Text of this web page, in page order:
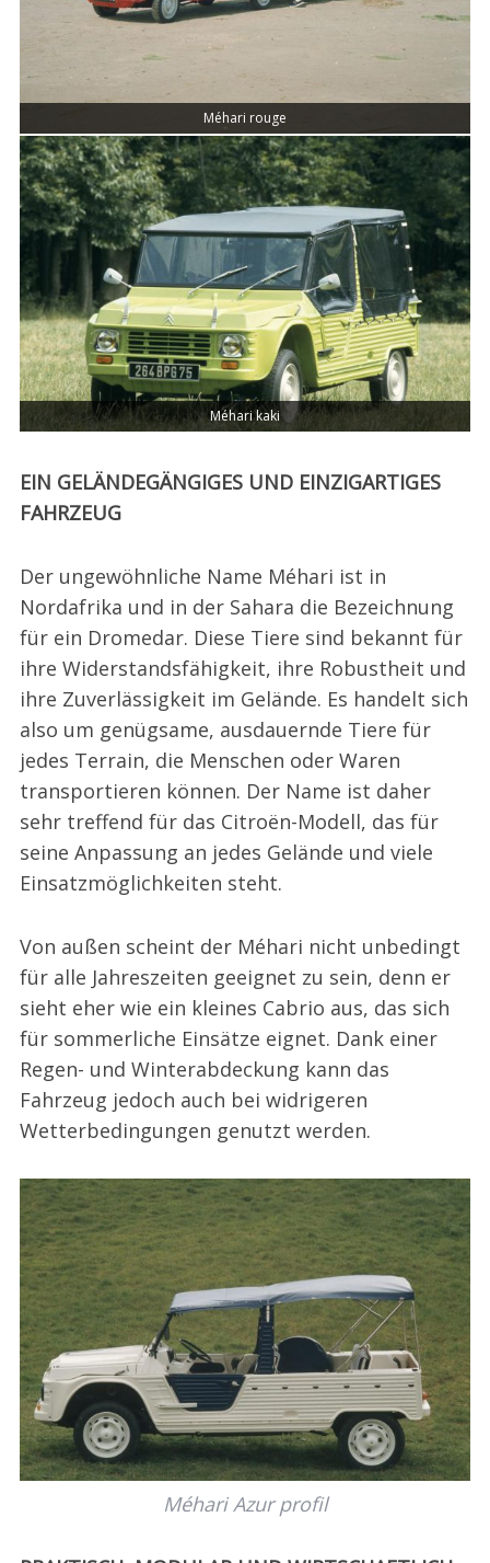
Méhari rouge
Méhari kaki
EIN GELÄNDEGÄNGIGES UND EINZIGARTIGES
FAHRZEUG
Der ungewöhnliche Name Méhari ist in
Nordafrika und in der Sahara die Bezeichnung
für ein Dromedar. Diese Tiere sind bekannt für
ihre Widerstandsfähigkeit, ihre Robustheit und
ihre Zuverlässigkeit im Gelände. Es handelt sich
also um genügsame, ausdauernde Tiere für
jedes Terrain, die Menschen oder Waren
transportieren können. Der Name ist daher
sehr treffend für das Citroën-Modell, das für
seine Anpassung an jedes Gelände und viele
Einsatzmöglichkeiten steht.
Von außen scheint der Méhari nicht unbedingt
für alle Jahreszeiten geeignet zu sein, denn er
sieht eher wie ein kleines Cabrio aus, das sich
für sommerliche Einsätze eignet. Dank einer
Regen- und Winterabdeckung kann das
Fahrzeug jedoch auch bei widrigeren
Wetterbedingungen genutzt werden.
Méhari Azur profil